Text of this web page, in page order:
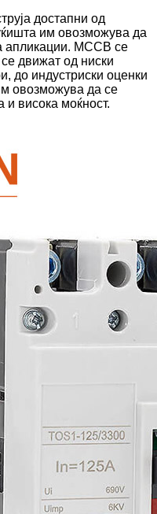
достапни од
им овозможува да
апликации. MCCB се
движат од ниски
до индустриски оценки
овозможува да се
и висока моќност.